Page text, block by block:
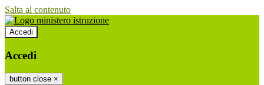
Salta al contenuto
Accedi
Accedi
button close ×